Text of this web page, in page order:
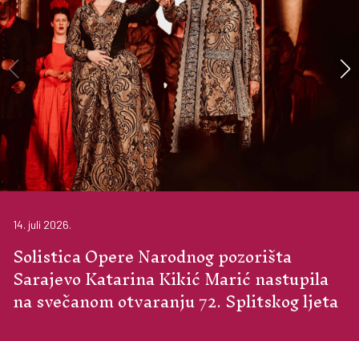
14. juli 2026.
Solistica Opere Narodnog pozorišta
Sarajevo Katarina Kikić Marić nastupila
na svečanom otvaranju 72. Splitskog ljeta